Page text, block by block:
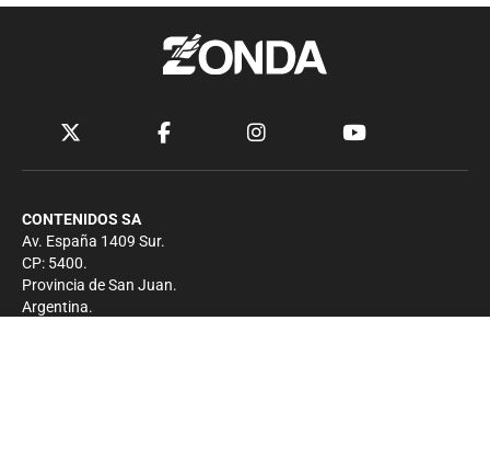
CONTENIDOS SA
Av. España 1409 Sur.
CP: 5400.
Provincia de San Juan.
Argentina.